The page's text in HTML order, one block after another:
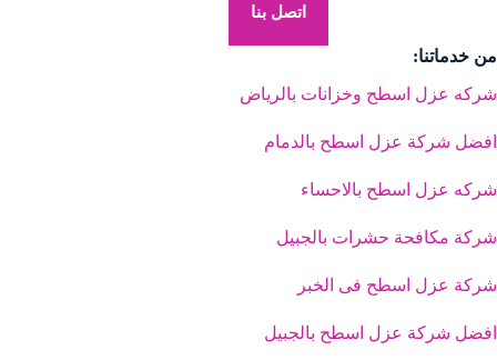
اتصل بنا
من خدماتنا:
شركه عزل اسطح وخزانات بالرياض
افضل شركة عزل اسطح بالدمام
شركه عزل اسطح بالاحساء
شركة مكافحة حشرات بالجبيل
شركة عزل اسطح فى الخبر
افضل شركة عزل اسطح بالجبيل